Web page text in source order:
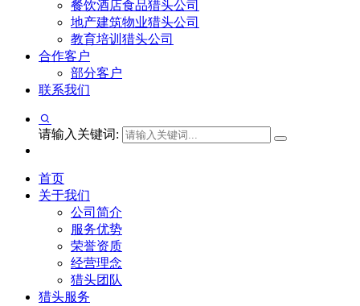
餐饮酒店食品猎头公司
地产建筑物业猎头公司
教育培训猎头公司
合作客户
部分客户
联系我们
请输入关键词:
首页
关于我们
公司简介
服务优势
荣誉资质
经营理念
猎头团队
猎头服务